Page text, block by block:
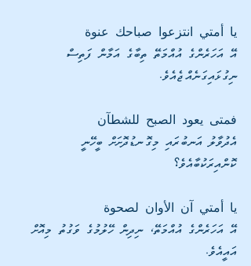
يا أمتي انتزعوا صباحك عنوة
އޭ އަހަރެންގެ އުއްމަތޭ ތިބާގެ އަމާން ފަތިސް
ނިގުޅައިގަނެއްޖެއެވެ.
فمتى يعود الصبح للشطآن
އެދުވާލު އަނބުރައި މިގޮނޑުދޮށަށް ބީހޭނީ
ކޮންއިރަކުބާއެވެ؟
يا أمتي آن الأوان لصحوة
އޭ އަހަރެންގެ އުއްމަތޭ، ނިދިން ހޭލުމުގެ ވަގުތު މިއޮށް
އައީއެވެ.